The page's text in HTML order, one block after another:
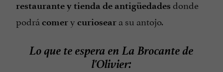
restaurante y tienda de antigüedades donde
podrá comery curiosear a su antojo.
Lo que te espera en La Brocante de
l'Olivier: